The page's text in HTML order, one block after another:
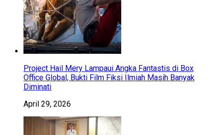
Project Hail Mery Lampaui Angka Fantastis di Box
Office Global, Bukti Film Fiksi Ilmiah Masih Banyak
Diminati
April 29, 2026